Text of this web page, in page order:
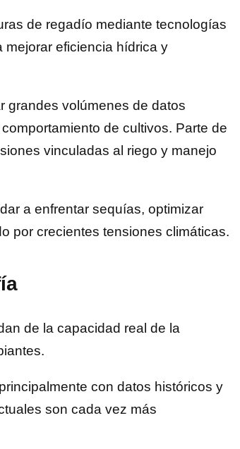
de regadío mediante tecnologías
mejorar eficiencia hídrica y
grandes volúmenes de datos
de cultivos. Parte de
vinculadas al riego y manejo
a enfrentar sequías, optimizar
por crecientes tensiones climáticas.
de la capacidad real de la
con datos históricos y
son cada vez más